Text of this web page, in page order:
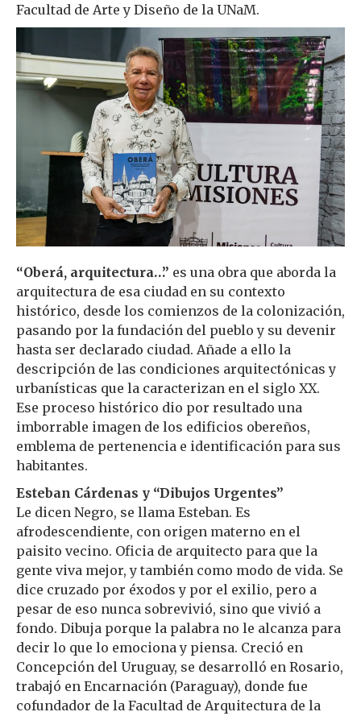
Facultad de Arte y Diseño de la UNaM.
“Oberá, arquitectura…” es una obra que aborda la
arquitectura de esa ciudad en su contexto
histórico, desde los comienzos de la colonización,
pasando por la fundación del pueblo y su devenir
hasta ser declarado ciudad. Añade a ello la
descripción de las condiciones arquitectónicas y
urbanísticas que la caracterizan en el siglo XX.
Ese proceso histórico dio por resultado una
imborrable imagen de los edificios obereños,
emblema de pertenencia e identificación para sus
habitantes.
Esteban Cárdenas y “Dibujos Urgentes”
Le dicen Negro, se llama Esteban. Es
afrodescendiente, con origen materno en el
paisito vecino. Oficia de arquitecto para que la
gente viva mejor, y también como modo de vida. Se
dice cruzado por éxodos y por el exilio, pero a
pesar de eso nunca sobrevivió, sino que vivió a
fondo. Dibuja porque la palabra no le alcanza para
decir lo que lo emociona y piensa. Creció en
Concepción del Uruguay, se desarrolló en Rosario,
trabajó en Encarnación (Paraguay), donde fue
cofundador de la Facultad de Arquitectura de la